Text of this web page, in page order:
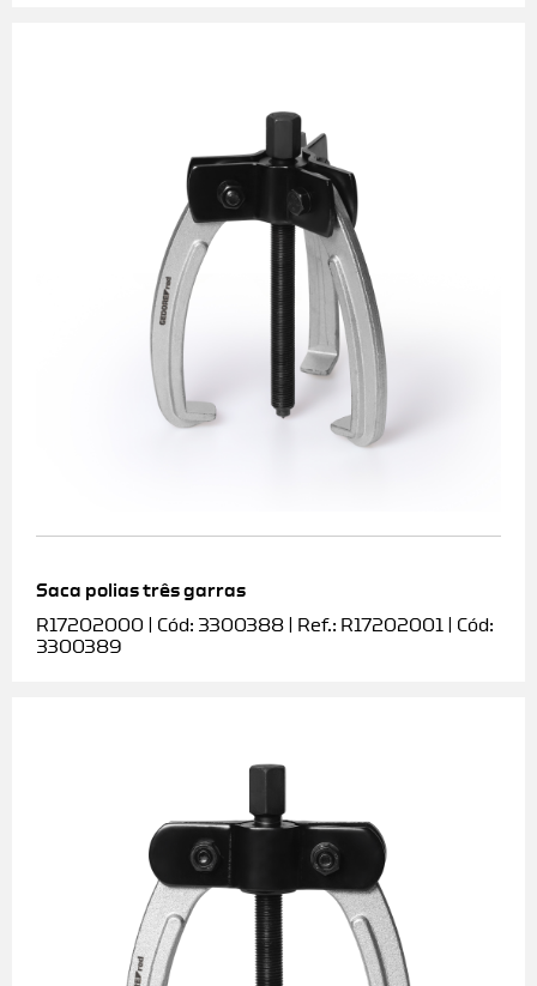
Saca polias três garras
R17202000 | Cód: 3300388 | Ref.: R17202001 | Cód:
3300389